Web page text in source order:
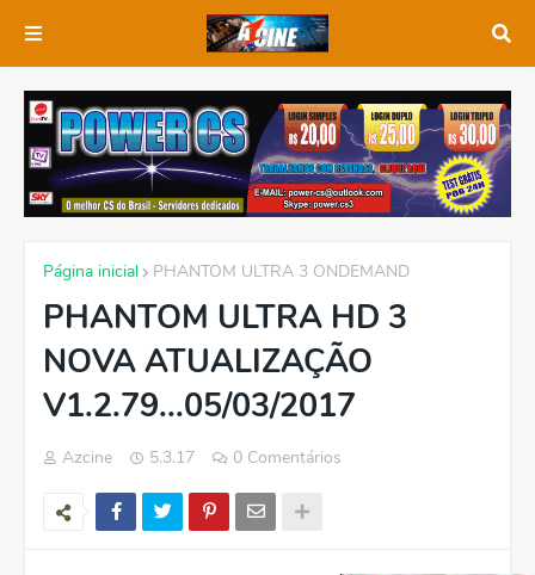
Página inicial PHANTOM ULTRA 3 ONDEMAND
PHANTOM ULTRA HD 3
NOVA ATUALIZAÇÃO
V1.2.79...05/03/2017
Azcine 5.3.17 0 Comentários